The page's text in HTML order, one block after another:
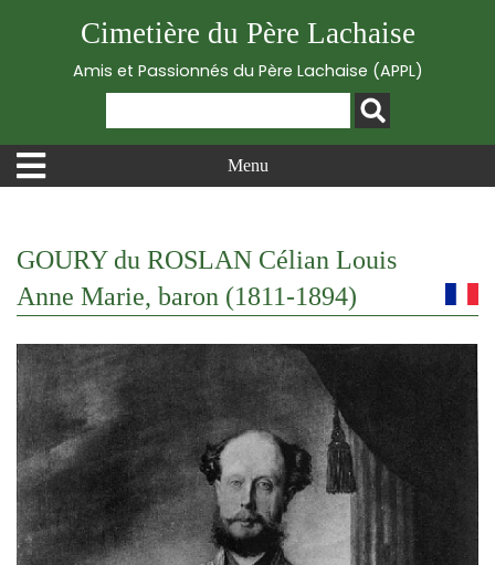
Cimetière du Père Lachaise
Amis et Passionnés du Père Lachaise (APPL)
Menu
GOURY du ROSLAN Célian Louis
Anne Marie, baron (1811-1894)